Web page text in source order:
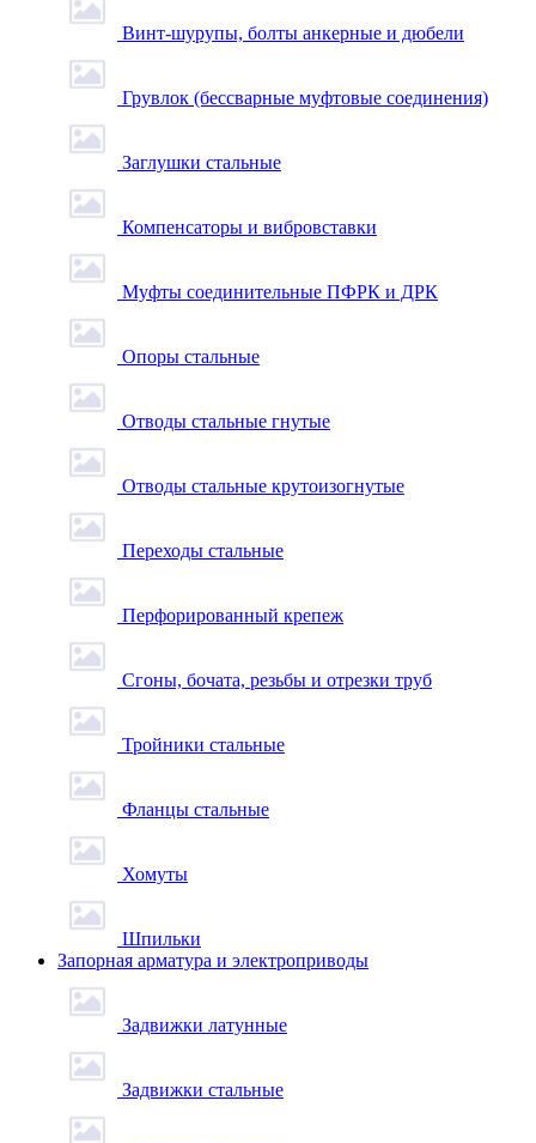
Винт-шурупы, болты анкерные и дюбели
Грувлок (бессварные муфтовые соединения)
Заглушки стальные
Компенсаторы и вибровставки
Муфты соединительные ПФРК и ДРК
Опоры стальные
Отводы стальные гнутые
Отводы стальные крутоизогнутые
Переходы стальные
Перфорированный крепеж
Сгоны, бочата, резьбы и отрезки труб
Тройники стальные
Фланцы стальные
Хомуты
Шпильки
Запорная арматура и электроприводы
Задвижки латунные
Задвижки стальные